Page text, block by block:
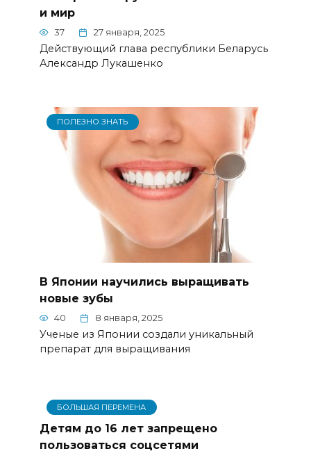
и мир
37 27 января, 2025
Действующий глава республики Беларусь
Александр Лукашенко
ПОЛЕЗНО ЗНАТЬ
В Японии научились выращивать
новые зубы
40 8 января, 2025
Ученые из Японии создали уникальный
препарат для выращивания
БОЛЬШАЯ ПЕРЕМЕНА
Детям до 16 лет запрещено
пользоваться соцсетями